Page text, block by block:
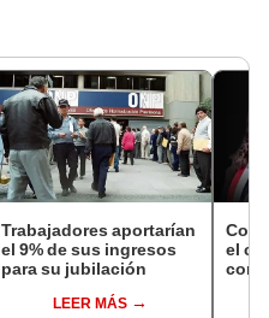
Trabajadores aportarían
el 9% de sus ingresos
para su jubilación
LEER MÁS
el